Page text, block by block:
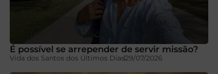
É possível se arrepender de servir missão?
Vida dos Santos dos Últimos Dias29/07/2026